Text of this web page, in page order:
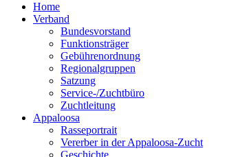
Home
Verband
Bundesvorstand
Funktionsträger
Gebührenordnung
Regionalgruppen
Satzung
Service-/Zuchtbüro
Zuchtleitung
Appaloosa
Rasseportrait
Vererber in der Appaloosa-Zucht